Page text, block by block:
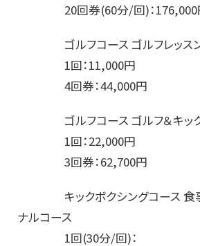
20回券(60分/回)：176,000
ゴルフコース ゴルフレッス
1回：11,000円
4回券：44,000円
ゴルフコース ゴルフ＆キック
1回：22,000円
3回券：62,700円
キックボクシングコース 食事
ナルコース
1回(30分/回)：